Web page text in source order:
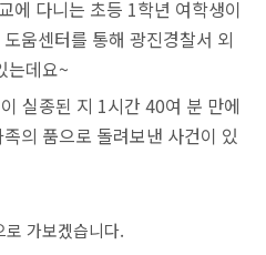
에 다니는 초등 1학년 여학생이
움센터를 통해 광진경찰서 외
는데요~
실종된 지 1시간 40여 분 만에
의 품으로 돌려보낸 사건이 있
가보겠습니다.